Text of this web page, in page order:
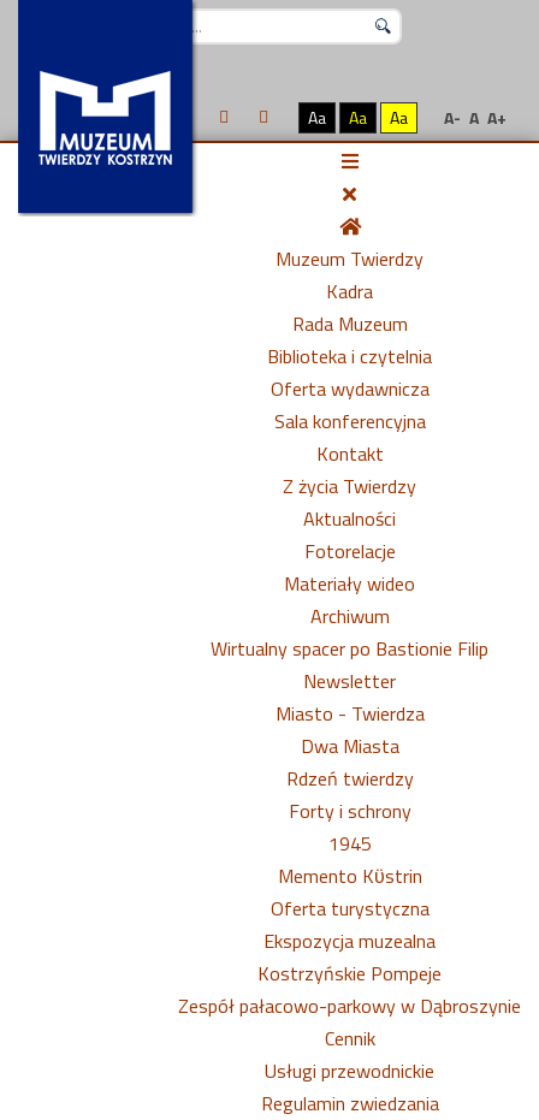
Aa Aa Aa A- A A+
Muzeum Twierdzy
Kadra
Rada Muzeum
Biblioteka i czytelnia
Oferta wydawnicza
Sala konferencyjna
Kontakt
Z życia Twierdzy
Aktualności
Fotorelacje
Materiały wideo
Archiwum
Wirtualny spacer po Bastionie Filip
Newsletter
Miasto - Twierdza
Dwa Miasta
Rdzeń twierdzy
Forty i schrony
1945
Memento Kϋstrin
Oferta turystyczna
Ekspozycja muzealna
Kostrzyńskie Pompeje
Zespół pałacowo-parkowy w Dąbroszynie
Cennik
Usługi przewodnickie
Regulamin zwiedzania